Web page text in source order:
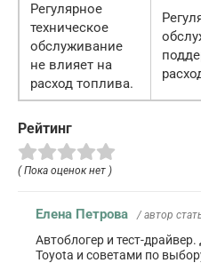
Регулярное
техническое
обслуживание
не влияет на
расход топлива.
Рейтинг
( Пока оценок нет )
Елена Петрова / автор
Автоблогер и тест-
Toyota и советами по